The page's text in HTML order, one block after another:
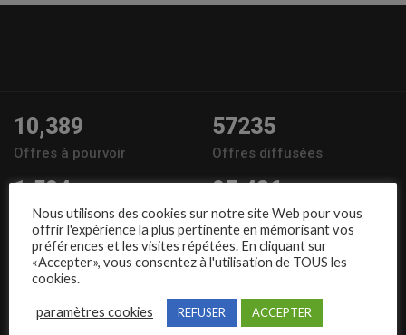
10,389
Offres à pourvoir
57235
Offres diffusées
1,504
Entreprises
95,486
Candidats
Nous suivre
Nous utilisons des cookies sur notre site Web pour vous
offrir l'expérience la plus pertinente en mémorisant vos
préférences et les visites répétées. En cliquant sur
«Accepter», vous consentez à l'utilisation de TOUS les
cookies.
paramètres cookies REFUSER ACCEPTER